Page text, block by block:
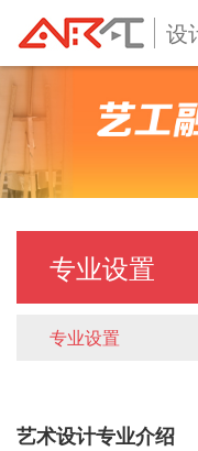
设
专业设置
专业设置
艺术设计专业介绍